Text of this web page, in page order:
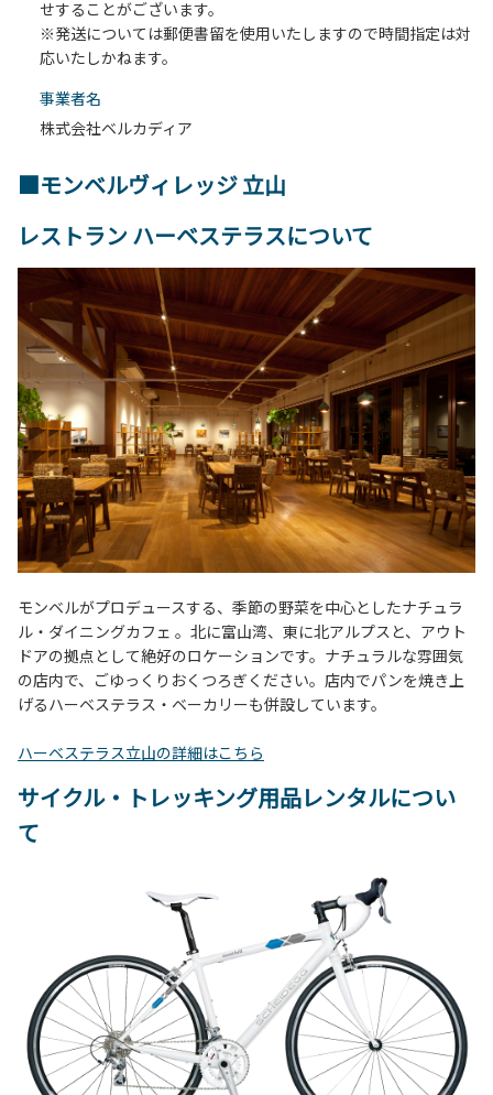
せすることがございます。
※発送については郵便書留を使用いたしますので時間指定は対
応いたしかねます。
事業者名
株式会社ベルカディア
■モンベルヴィレッジ 立山
レストラン ハーベステラスについて
モンベルがプロデュースする、季節の野菜を中心としたナチュラ
ル・ダイニングカフェ 。北に富山湾、東に北アルプスと、アウト
ドアの拠点として絶好のロケーションです。ナチュラルな雰囲気
の店内で、ごゆっくりおくつろぎください。店内でパンを焼き上
げるハーベステラス・ベーカリーも併設しています。
ハーベステラス立山の詳細はこちら
サイクル・トレッキング用品レンタルについ
て